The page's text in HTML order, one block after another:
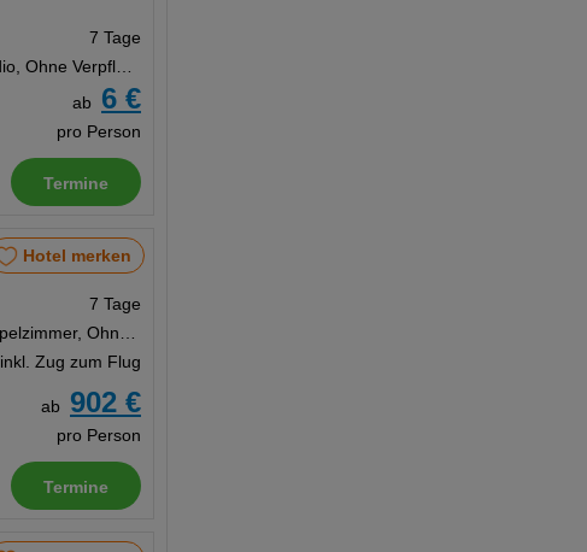
7 Tage
Studio, Ohne Verpflegung
ab
6 €
pro Person
Termine
Hotel merken
7 Tage
Doppelzimmer, Ohne Verpflegung
inkl. Zug zum Flug
ab 902 €
pro Person
Termine